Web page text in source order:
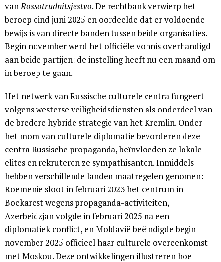
vanRossotrudnitsjestvo. De rechtbank verwierp het
beroep eind juni 2025 en oordeelde dat er voldoende
bewijs is van directe banden tussen beide organisaties.
Begin november werd het officiële vonnis overhandigd
aan beide partijen; de instelling heeft nu een maand om
in beroep te gaan.
Het netwerk van Russische culturele centra fungeert
volgens westerse veiligheidsdiensten als onderdeel van
de bredere hybride strategie van het Kremlin. Onder
het mom van culturele diplomatie bevorderen deze
centra Russische propaganda, beïnvloeden ze lokale
elites en rekruteren ze sympathisanten. Inmiddels
hebben verschillende landen maatregelen genomen:
Roemenië sloot in februari 2023 het centrum in
Boekarest wegens propaganda-activiteiten,
Azerbeidzjan volgde in februari 2025 na een
diplomatiek conflict, en Moldavië beëindigde begin
november 2025 officieel haar culturele overeenkomst
met Moskou. Deze ontwikkelingen illustreren hoe